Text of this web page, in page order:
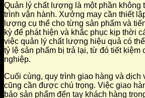
Quản lý chất lượng là một phần không
trình vận hành. Xưởng may cần thiết
lượng cụ thể cho từng sản phẩm và
kỳ để phát hiện và khắc phục kịp thời
việc quản lý chất lượng hiệu quả có
tỷ lệ sản phẩm bị trả lại, từ đó tiết kiệm
nghiệp.
Cuối cùng, quy trình giao hàng và dịch
cũng cần được chú trọng. Việc giao
bảo sản phẩm đến tay khách hàng